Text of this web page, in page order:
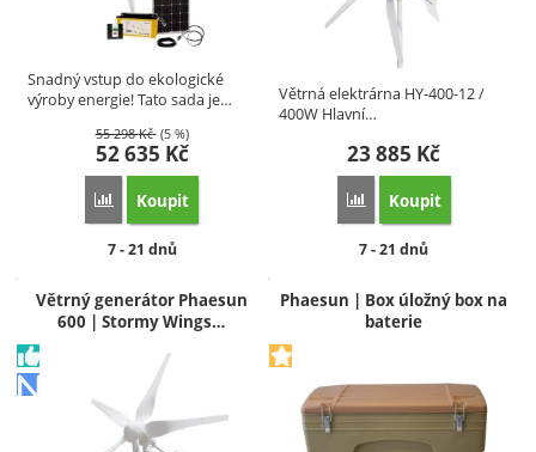
Snadný vstup do ekologické
výroby energie! Tato sada je…
55 298Kč (5 %)
52 635 Kč
Přidat 'HYBRIDNÍ SESTAVA | Phaesun 400 Hybridkit
Koupit
Dostupnost:
7 - 21 dnů
Větrná elektrárna HY-400-12 /
400W Hlavní…
23 885 Kč
Přidat 'Větrný
Koupit
Dostupnost:
7 - 21 dnů
Větrný generátor Phaesun
600 | Stormy Wings…
Phaesun | Box úložný box na
baterie